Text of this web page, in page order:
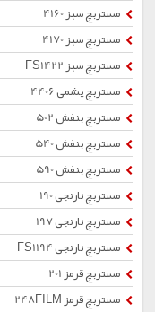
مستربچ سبز 4160
مستربچ سبز 4170
مستربچ سبز FS1422
مستربچ یشمی 4406
مستربچ بنفش 502
مستربچ بنفش 540
مستربچ بنفش 590
مستربچ نارنجی 190
مستربچ نارنجی 197
مستربچ نارنجی FS1194
مستربچ قرمز 201
مستربچ قرمز 248FILM